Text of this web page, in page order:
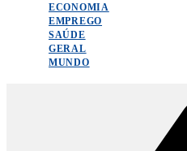
ECONOMIA
EMPREGO
SAÚDE
GERAL
MUNDO